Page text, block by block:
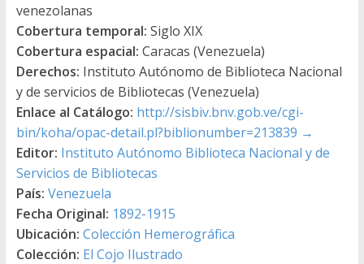
venezolanas
Cobertura temporal: Siglo XIX
Cobertura espacial: Caracas (Venezuela)
Derechos: Instituto Autónomo de Biblioteca Nacional
y de servicios de Bibliotecas (Venezuela)
Enlace al Catálogo: http://sisbiv.bnv.gob.ve/cgi-
bin/koha/opac-detail.pl?biblionumber=213839 →
Editor: Instituto Autónomo Biblioteca Nacional y de
Servicios de Bibliotecas
País: Venezuela
Fecha Original: 1892-1915
Ubicación: Colección Hemerográfica
Colección: El Cojo Ilustrado